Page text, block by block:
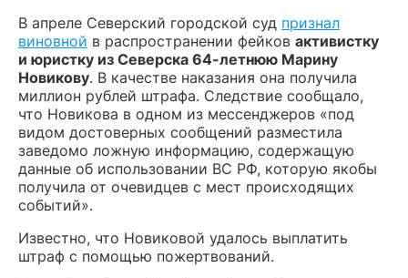
В апреле Северский городской суд признал
виновной в распространении фейков активистку
и юристку из Северска 64-летнюю Марину
Новикову. В качестве наказания она получила
миллион рублей штрафа. Следствие сообщало,
что Новикова в одном из мессенджеров «под
видом достоверных сообщений разместила
заведомо ложную информацию, содержащую
данные об использовании ВС РФ, которую якобы
получила от очевидцев с мест происходящих
событий».
Известно, что Новиковой удалось выплатить
штраф с помощью пожертвований.